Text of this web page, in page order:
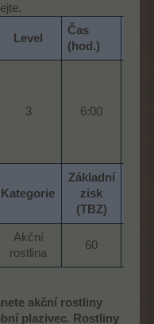
Level
Čas
(hod.)
3​
6:00​
Kategorie
Základní
zisk
(TBZ)
Akční
rostlina​
60​
akční rostliny
plazivec. Rostliny